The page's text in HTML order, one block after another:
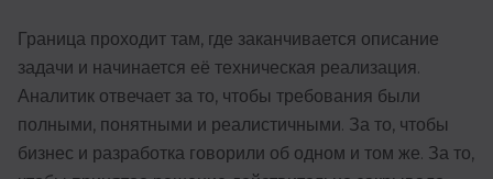
Граница проходит там, где заканчивается описание
задачи и начинается её техническая реализация.
Аналитик отвечает за то, чтобы требования были
полными, понятными и реалистичными. За то, чтобы
бизнес и разработка говорили об одном и том же. За то,